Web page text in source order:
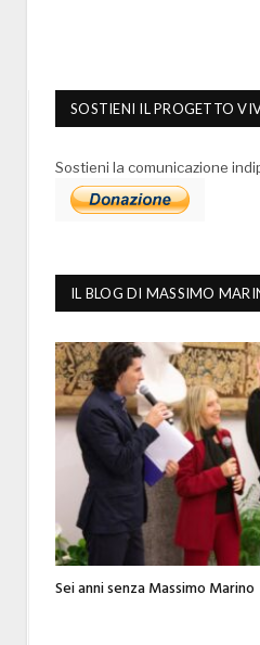
SOSTIENI IL PROGETTO
Sostieni la comunicazione
IL BLOG DI MASSIMO
Sei anni senza Massimo Marino